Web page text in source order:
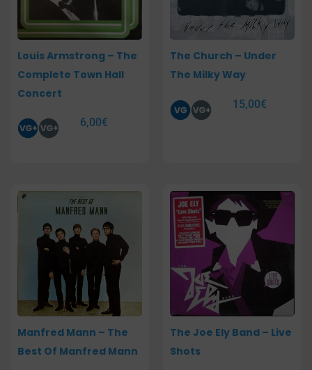
Louis Armstrong – The
Complete Town Hall
Concert
6,00€
The Church – Under
The Milky Way
15,00€
Manfred Mann – The
Best Of Manfred Mann
The Joe Ely Band – Live
Shots